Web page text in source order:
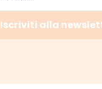
Iscriviti alla